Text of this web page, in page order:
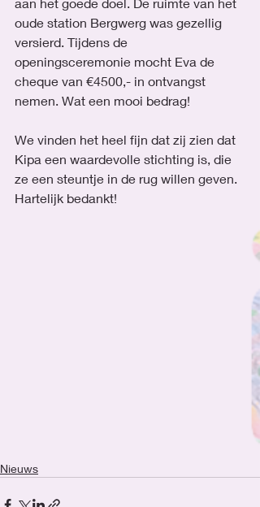
oude station Bergwerg was gezellig
versierd. Tijdens de
openingsceremonie mocht Eva de
cheque van €4500,- in ontvangst
nemen. Wat een mooi bedrag!
We vinden het heel fijn dat zij zien dat
Kipa een waardevolle stichting is, die
ze een steuntje in de rug willen geven.
Hartelijk bedankt!
Nieuws